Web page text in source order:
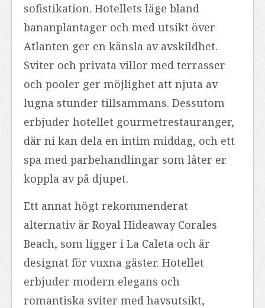
sofistikation. Hotellets läge bland
bananplantager och med utsikt över
Atlanten ger en känsla av avskildhet.
Sviter och privata villor med terrasser
och pooler ger möjlighet att njuta av
lugna stunder tillsammans. Dessutom
erbjuder hotellet gourmetrestauranger,
där ni kan dela en intim middag, och ett
spa med parbehandlingar som låter er
koppla av på djupet.
Ett annat högt rekommenderat
alternativ är Royal Hideaway Corales
Beach, som ligger i La Caleta och är
designat för vuxna gäster. Hotellet
erbjuder modern elegans och
romantiska sviter med havsutsikt,